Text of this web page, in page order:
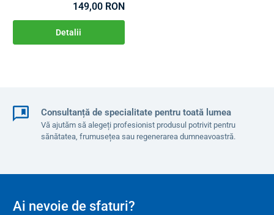
149,00 RON
Detalii
Consultanță de specialitate pentru toată lumea
Vă ajutăm să alegeți profesionist produsul potrivit pentru
sănătatea, frumusețea sau regenerarea dumneavoastră.
Ai nevoie de sfaturi?